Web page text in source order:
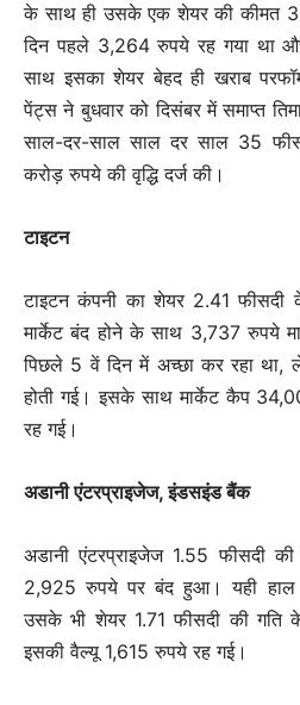
के साथ ही उसके एक शेयर की कीमत
दिन पहले 3,264 रुपये रह गया था
साथ इसका शेयर बेहद ही खराब
पेंट्स ने बुधवार को दिसंबर में समाप्त
साल-दर-साल साल दर साल 35
करोड़ रुपये की वृद्धि दर्ज की।
टाइटन
टाइटन कंपनी का शेयर 2.41
मार्केट बंद होने के साथ 3,737 रुपये
पिछले 5 वें दिन में अच्छा कर रहा
होती गई। इसके साथ मार्केट कैप
रह गई।
अडानी एंटरप्राइजेज, इंडसइंड बैंक
अडानी एंटरप्राइजेज 1.55 फीसदी
2,925 रुपये पर बंद हुआ। यही
उसके भी शेयर 1.71 फीसदी की गति
इसकी वैल्यू 1,615 रुपये रह गई।